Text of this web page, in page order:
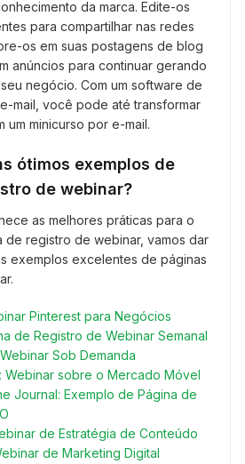
da marca. Edite-os
para compartilhar nas redes
os em suas postagens de blog
anúncios para continuar gerando
negócio. Com um software de
mail, você pode até transformar
um minicurso por e-mail.
ótimos exemplos de
de webinar?
as melhores práticas para o
de registro de webinar, vamos dar
exemplos excelentes de páginas
Pinterest para Negócios
de Registro de Webinar Semanal
Sob Demanda
Webinar sobre o Mercado Móvel
Journal: Exemplo de Página de
de Estratégia de Conteúdo
de Marketing Digital